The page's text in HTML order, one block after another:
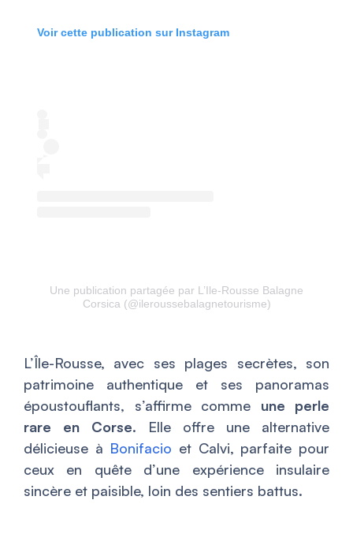
Voir cette publication sur Instagram
Une publication partagée par L’Ile-Rousse Balagne
Corsica (@ileroussebalagnetourisme)
L’Île-Rousse, avec ses plages secrètes, son
patrimoine authentique et ses panoramas
époustouflants, s’affirme comme une perle
rare en Corse. Elle offre une alternative
délicieuse à Bonifacio et Calvi, parfaite pour
ceux en quête d’une expérience insulaire
sincère et paisible, loin des sentiers battus.